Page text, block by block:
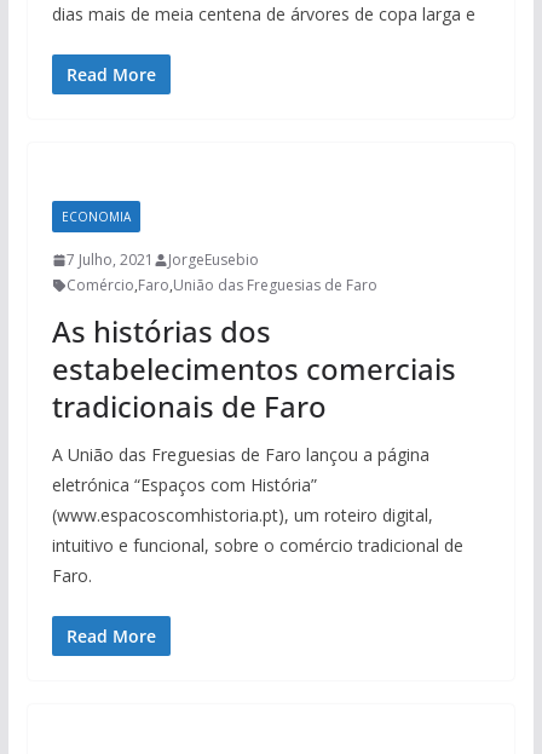
dias mais de meia centena de árvores de copa larga e
Read More
ECONOMIA
7 Julho, 2021
JorgeEusebio
Comércio,Faro,União das Freguesias de Faro
As histórias dos
estabelecimentos comerciais
tradicionais de Faro
A União das Freguesias de Faro lançou a página
eletrónica “Espaços com História”
(www.espacoscomhistoria.pt), um roteiro digital,
intuitivo e funcional, sobre o comércio tradicional de
Faro.
Read More